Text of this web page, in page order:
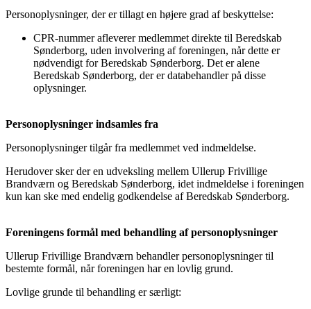
Personoplysninger, der er tillagt en højere grad af beskyttelse:
CPR-nummer afleverer medlemmet direkte til Beredskab
Sønderborg, uden involvering af foreningen, når dette er
nødvendigt for Beredskab Sønderborg. Det er alene
Beredskab Sønderborg, der er databehandler på disse
oplysninger.
Personoplysninger indsamles fra
Personoplysninger tilgår fra medlemmet ved indmeldelse.
Herudover sker der en udveksling mellem Ullerup Frivillige
Brandværn og Beredskab Sønderborg, idet indmeldelse i foreningen
kun kan ske med endelig godkendelse af Beredskab Sønderborg.
Foreningens formål med behandling af personoplysninger
Ullerup Frivillige Brandværn behandler personoplysninger til
bestemte formål, når foreningen har en lovlig grund.
Lovlige grunde til behandling er særligt: